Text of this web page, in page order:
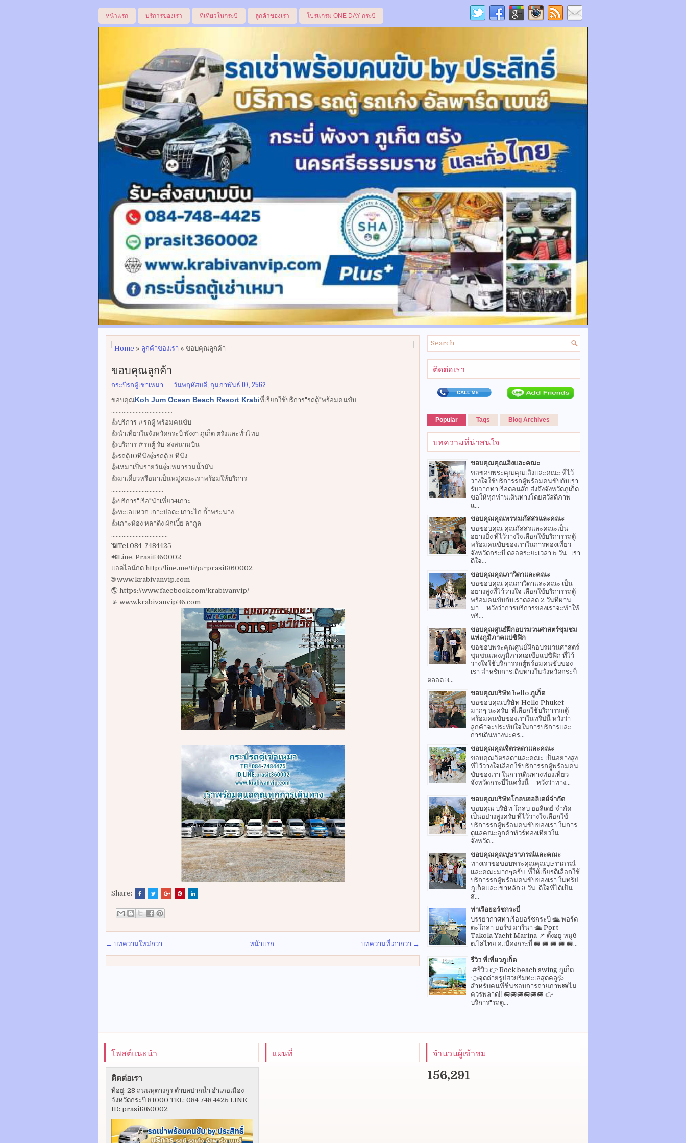
หน้าแรก บริการของเรา ที่เที่ยวในกระบี่ ลูกค้าของเรา โปรแกรม ONE DAY กระบี่
Home » ลูกค้าของเรา » ขอบคุณลูกค้า
ขอบคุณลูกค้า
กระบี่รถตู้เช่าเหมา วันพฤหัสบดี, กุมภาพันธ์ 07, 2562
ขอบคุณKoh Jum Ocean Beach Resort Krabiที่เรียกใช้บริการ"รถตู้"พร้อมคนขับ
........................................
👍บริการ #รถตู้ พร้อมคนขับ
👍นำเที่ยวในจังหวัดกระบี่ พังงา ภูเก็ต ตรังและทั่วไทย
👍บริการ #รถตู้ รับ-ส่งสนามบิน
👍รถตู้10ที่นั่ง👍รถตู้ 8 ที่นั่ง
👍เหมาเป็นรายวัน👍เหมารวมน้ำมัน
👍มาเดี่ยวหรือมาเป็นหมู่คณะเราพร้อมให้บริการ
..................................
👍บริการ"เรือ"นำเที่ยว4เกาะ
👍ทะเลแหวก เกาะปอดะ เกาะไก่ ถ้ำพระนาง
👍เกาะห้อง หลาดิง ผักเบี้ย ลากูล
.....................................
📶Tel.084-7484425
📲Line. Prasit360002
แอดไลน์กด http://line.me/ti/p/~prasit360002
🌐 www.krabivanvip.com
🌎 https://www.facebook.com/krabivanvip/
📡 www.krabivanvip36.com
Share:
← บทความใหม่กว่า บทความที่เก่ากว่า →
หน้าแรก
ติดต่อเรา
Popular Tags Blog Archives
บทความที่น่าสนใจ
ขอบคุณคุณเอิงและคณะ
ขอขอบพระคุณคุณเอิงและคณะ ที่ไว้
วางใจใช้บริการรถตู้พร้อมคนขับกับเรา
รับจากท่าเรือดอนสัก ส่งถึงจังหวัดภูเก็ต
ขอให้ทุกท่านเดินทางโดยสวัสดิภาพ
แ...
ขอบคุณคุณพรหมภัสสรและคณะ
ขอขอบคุณ คุณภัสสรและคณะเป็น
อย่างยิ่ง ที่ไว้วางใจเลือกใช้บริการรถตู้
พร้อมคนขับของเราในการท่องเที่ยว
จังหวัดกระบี่ ตลอดระยะเวลา 5 วัน เรา
ดีใจ...
ขอบคุณคุณภาวิดาและคณะ
ขอขอบคุณ คุณภาวิดาและคณะ เป็น
อย่างสูงที่ไว้วางใจ เลือกใช้บริการรถตู้
พร้อมคนขับกับเราตลอด 2 วันที่ผ่าน
มา หวังว่าการบริการของเราจะทำให้
ทริ...
ขอบคุณศูนย์ฝึกอบรมวนศาสตร์ชุมชม
แห่งภูมิภาคแปซิฟิก
ขอขอบพระคุณศูนย์ฝึกอบรมวนศาสตร์
ชุมชนแห่งภูมิภาคเอเชียแปซิฟิก ที่ไว้
วางใจใช้บริการรถตู้พร้อมคนขับของ
เรา สำหรับการเดินทางในจังหวัดกระบี่
ตลอด 3...
ขอบคุณบริษัท hello ภูเก็ต
ขอขอบคุณบริษัท Hello Phuket
มากๆ นะครับ ที่เลือกใช้บริการรถตู้
พร้อมคนขับของเราในทริปนี้ หวังว่า
ลูกค้าจะประทับใจในการบริการและ
การเดินทางนะคร...
ขอบคุณคุณจิตรลดาและคณะ
ขอบคุณจิตรลดาและคณะ เป็นอย่างสูง
ที่ไว้วางใจเลือกใช้บริการรถตู้พร้อมคน
ขับของเรา ในการเดินทางท่องเที่ยว
จังหวัดกระบี่ในครั้งนี้ หวังว่าทาง...
ขอบคุณบริษัทโกลบฮอลิเดย์จำกัด
ขอบคุณ บริษัท โกลบ ฮอลิเดย์ จำกัด
เป็นอย่างสูงครับ ที่ไว้วางใจเลือกใช้
บริการรถตู้พร้อมคนขับของเรา ในการ
ดูแลคณะลูกค้าทัวร์ท่องเที่ยวใน
จังหวัด...
ขอบคุณคุณบุษราภรณ์และคณะ
ทางเราขอขอบพระคุณคุณบุษราภรณ์
และคณะมากๆครับ ที่ให้เกียรติเลือกใช้
บริการรถตู้พร้อมคนขับของเรา ในทริป
ภูเก็ตและเขาหลัก 3 วัน ดีใจที่ได้เป็น
ส่...
ท่าเรือยอร์ชกระบี่
บรรยากาศท่าเรือยอร์ชกระบี่ 🛳 พอร์ต
ตะโกลา ยอร์ช มารีน่า 🛳 Port
Takola Yacht Marina 📌 ตั้งอยู่ หมู่6
ต.ไสไทย อ.เมืองกระบี่ 🚐 🚐 🚐 🚐 🚐...
รีวิว ที่เที่ยวภูเก็ต
#รีวิว 👉 Rock beach swing ภูเก็ต
👈จุดถ่ายรูปสวยริมทะเลสุดคลู💦
สำหรับคนที่ชื่นชอบการถ่ายภาพ📸ไม่
ควรพลาด‼️ 🚐🚐🚐🚐🚐🚐 👉
บริการ"รถตู...
โพสต์แนะนำ
ติดต่อเรา
ที่อยู่: 28 ถนนหุตางกูร ตำบลปากน้ำ อำเภอเมือง
จังหวัดกระบี่ 81000 TEL: 084 748 4425 LINE
ID: prasit360002
แผนที่ จำนวนผู้เข้าชม
156,291